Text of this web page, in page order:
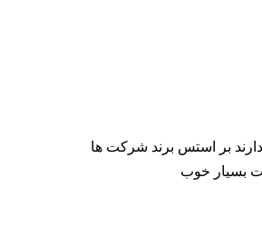
بر استس برند شرکت ها
بسیار خوب